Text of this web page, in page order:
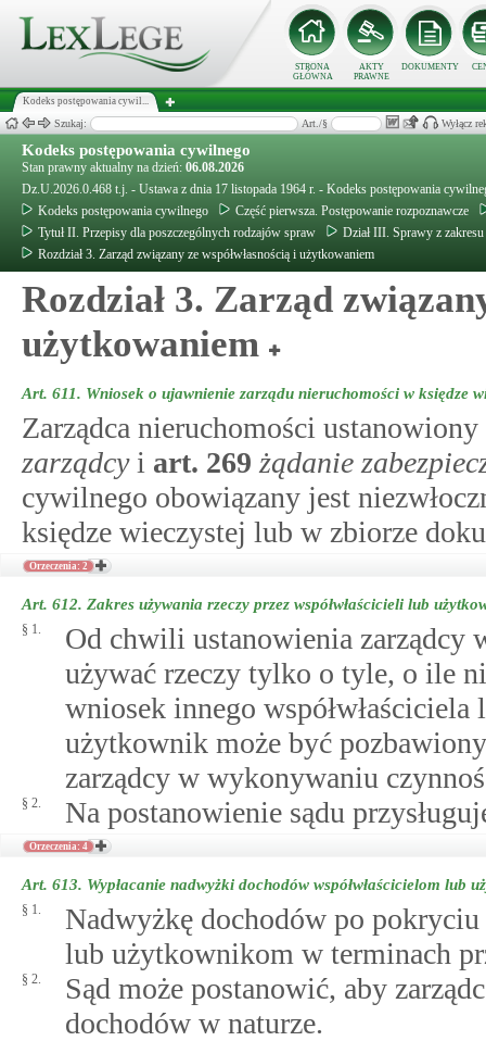
STRONA
GŁÓWNA
AKTY
PRAWNE
DOKUMENTY
Kodeks postępowania cywil...
Szukaj: Art./§ Wyłącz
Kodeks postępowania cywilnego
Stan prawny aktualny na dzień: 06.08.2026
Dz.U.2026.0.468 t.j. - Ustawa z dnia 17 listopada 1964 r. - Kodeks postępowania
Kodeks postępowania cywilnego
Część pierwsza. Postępowanie rozpoznawcze
Tytuł II. Przepisy dla poszczególnych rodzajów spraw
Dział III. Sprawy z
Rozdział 3. Zarząd związany ze współwłasnością i użytkowaniem
Rozdział 3. Zarząd
użytkowaniem
Art. 611. Wniosek o ujawnienie zarządu nieruchomości w księdze
Zarządca nieruchomości
zarządcyi art. 269 żądanie
cywilnego obowiązany jest
księdze wieczystej lub w zbiorze
Orzeczenia: 2
Art. 612. Zakres używania rzeczy przez współwłaścicieli lub
§ 1.
Od chwili ustanowienia zarządcy
używać rzeczy tylko o tyle, o ile
wniosek innego współwłaściciela
użytkownik może być
zarządcy w wykonywaniu
§ 2. Na postanowienie sądu
Orzeczenia: 4
Art. 613. Wypłacanie nadwyżki dochodów współwłaścicielom lub
§ 1.
Nadwyżkę dochodów po pokryciu
lub użytkownikom w terminach
§ 2.
Sąd może postanowić, aby
dochodów w naturze.